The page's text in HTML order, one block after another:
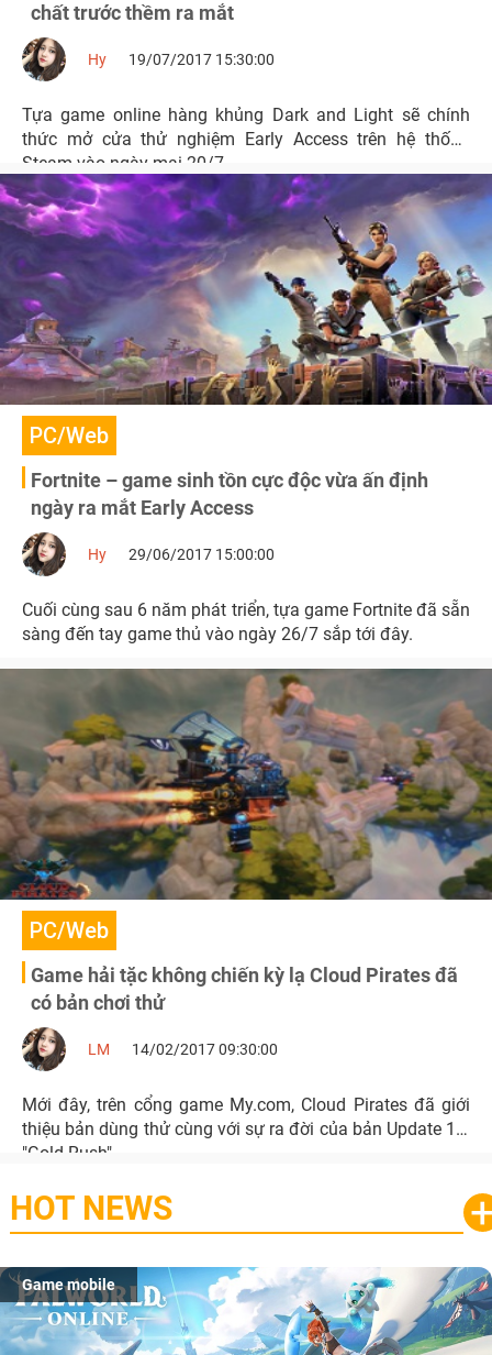
chất trước thềm ra mắt
Hy 19/07/2017 15:30:00
Tựa game online hàng khủng Dark and Light sẽ chính
thức mở cửa thử nghiệm Early Access trên hệ thống
Steam vào ngày mai 20/7.
PC/Web
Fortnite – game sinh tồn cực độc vừa ấn định
ngày ra mắt Early Access
Hy 29/06/2017 15:00:00
Cuối cùng sau 6 năm phát triển, tựa game Fortnite đã sẵn
sàng đến tay game thủ vào ngày 26/7 sắp tới đây.
PC/Web
Game hải tặc không chiến kỳ lạ Cloud Pirates đã
có bản chơi thử
LM 14/02/2017 09:30:00
Mới đây, trên cổng game My.com, Cloud Pirates đã giới
thiệu bản dùng thử cùng với sự ra đời của bản Update 1.1
"Gold Rush".
HOT NEWS
Game mobile